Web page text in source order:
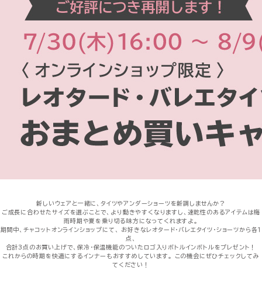
新しいウェアと一緒に、タイツやアンダーショーツを新調しませんか？
ご成長に合わせたサイズを選ぶことで、より動きやすくなりますし、速乾性のあるアイテムは梅
雨時期や夏を乗り切る味方になってくれますよ。
期間中、チャコットオンラインショップにて、 お好きなレオタード・バレエタイツ・ショーツから各１
点、
合計3点のお買い上げで、保冷・保温機能のついたロゴ入りボトルインボトルをプレゼント！
これからの時期を快適にするインナーもおすすめしています。
この機会にぜひチェックしてみ
てください！